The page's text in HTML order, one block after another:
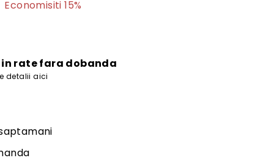
Economisiti 15%
rate fara dobanda
detalii aici